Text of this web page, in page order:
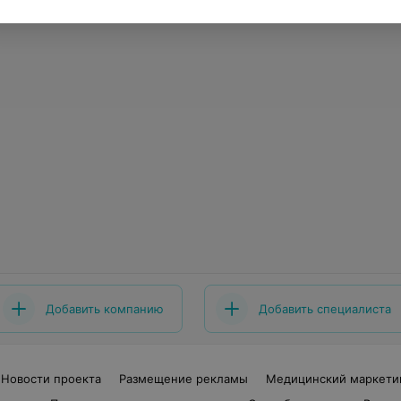
Добавить компанию Добавить специалиста
Новости проекта Размещение рекламы
Медицинский